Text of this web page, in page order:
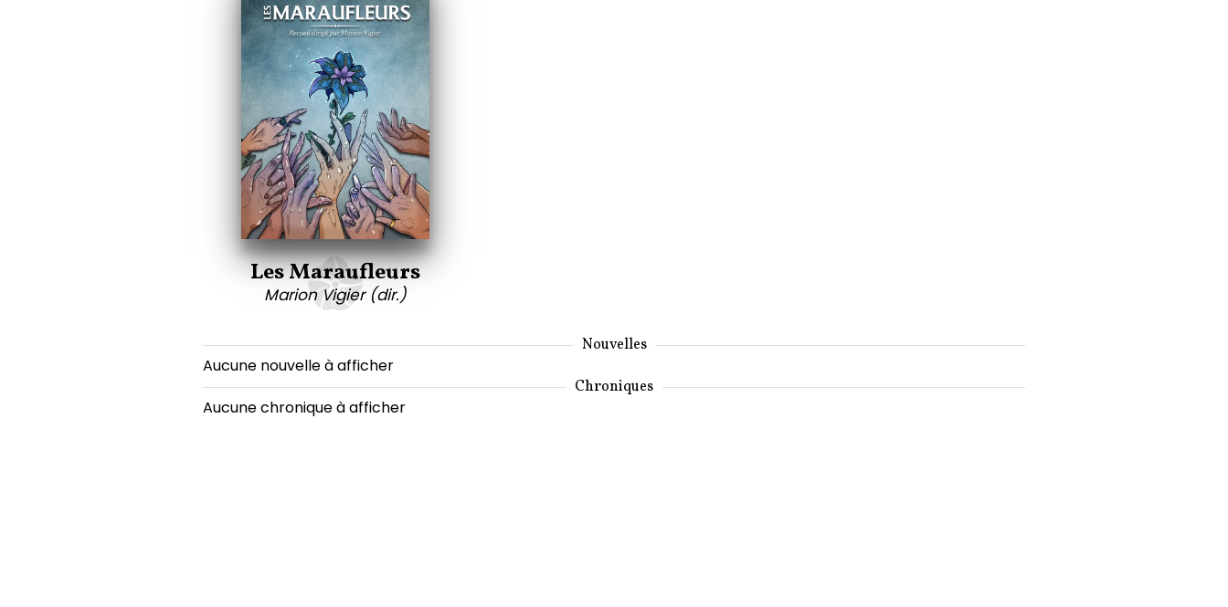
Les Maraufleurs
Marion Vigier (dir.)
Nouvelles
Aucune nouvelle à afficher
Chroniques
Aucune chronique à afficher